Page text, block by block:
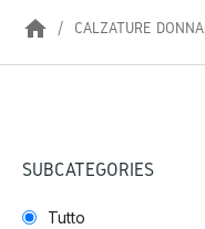
home CALZATURE
SUBCATEGORIES
Tutto